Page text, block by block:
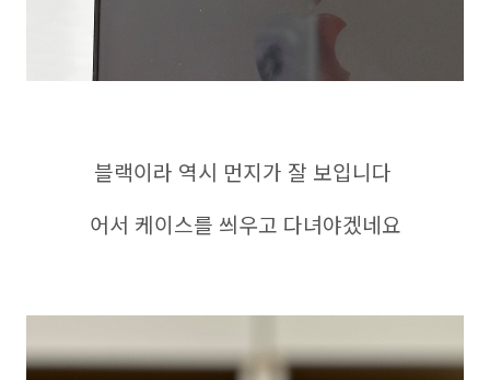
블랙이라 역시 먼지가 잘 보입니다
어서 케이스를 씌우고 다녀야겠네요